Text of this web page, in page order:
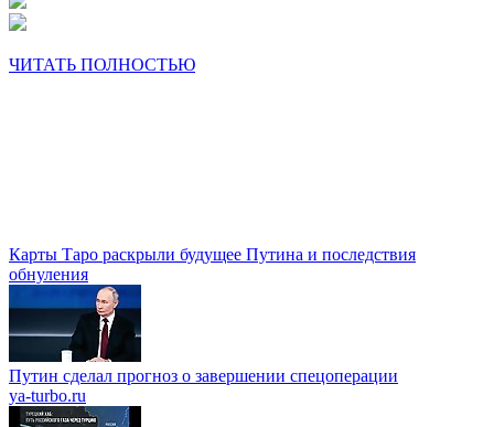
ЧИТАТЬ ПОЛНОСТЬЮ
Карты Таро раскрыли будущее Путина и последствия
обнуления
Путин сделал прогноз о завершении спецоперации
ya-turbo.ru